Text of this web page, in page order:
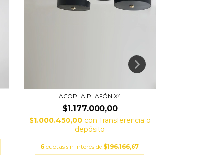
ACOPLA PLAFÓN X4
$1.177.000,00
$1.000.450,00 con Transferencia o
depósito
6 cuotas sin interés de $196.166,67